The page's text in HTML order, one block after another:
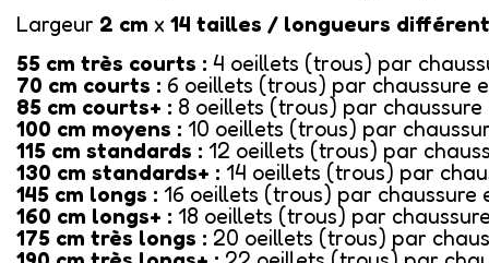
Largeur 2 cm x 14 tailles / longueurs
55 cm très courts : 4 oeillets (trous) par
70 cm courts : 6 oeillets (trous) par chaussure
85 cm courts+ : 8 oeillets (trous) par
100 cm moyens : 10 oeillets (trous) par
115 cm standards : 12 oeillets (trous) par
130 cm standards+ : 14 oeillets (trous) par
145 cm longs : 16 oeillets (trous) par
160 cm longs+ : 18 oeillets (trous) par
175 cm très longs : 20 oeillets (trous) par